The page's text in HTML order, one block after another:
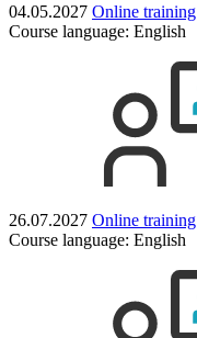
04.05.2027 Online training
Course language: English
26.07.2027 Online training
Course language: English